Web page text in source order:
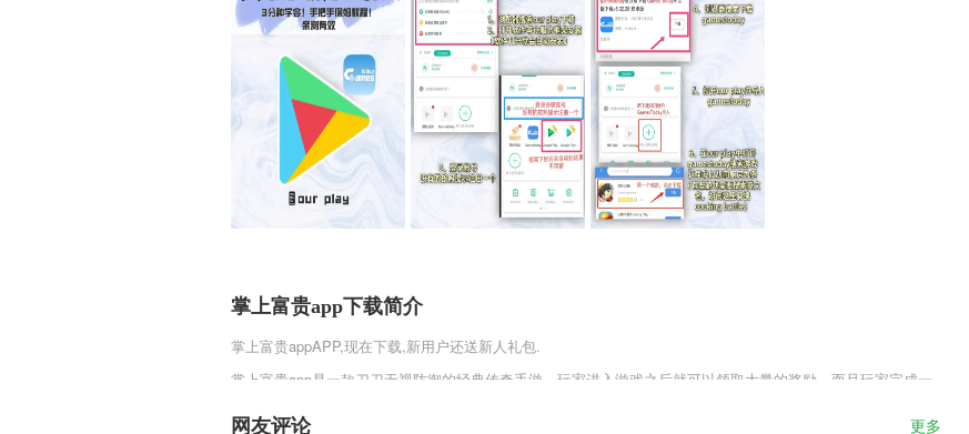
掌上富贵app下载简介
掌上富贵appAPP,现在下载,新用户还送新人礼包.
掌上富贵app是一款刀刀无视防御的经典传奇手游，玩家进入游戏之后就可以领取大量的奖励，而且玩家完成一
说玩家一定要多完成一些任务来获取抽奖机会。
网友评论 更多